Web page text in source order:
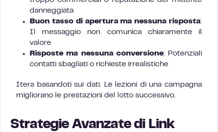
danneggiata
Buon tasso di apertura ma nessuna risposta:
Il messaggio non comunica chiaramente il
valore
Risposte ma nessuna conversione: Potenziali
contatti sbagliati o richieste irrealistiche
Itera basandoti sui dati. Le lezioni di una campagna
migliorano le prestazioni del lotto successivo.
Strategie Avanzate di Link